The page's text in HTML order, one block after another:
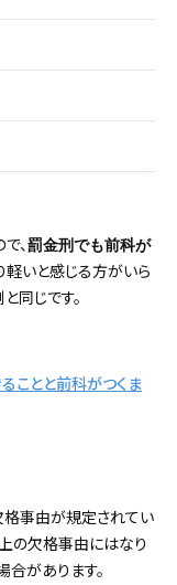
、罰金刑でも前科が
軽いと感じる方がいら
同じです。
ことと前科がつくま
事由が規定されてい
の欠格事由にはなり
合があります。